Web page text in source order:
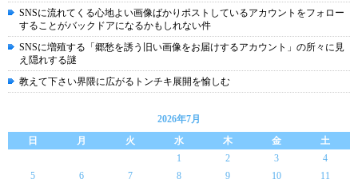
SNSに流れてくる心地よい画像ばかりポストしているアカウントをフォロー
することがバックドアになるかもしれない件
SNSに増殖する「郷愁を誘う旧い画像をお届けするアカウント」の所々に見
え隠れする謎
教えて下さい界隈に広がるトンチキ展開を愉しむ
2026年7月
日
月 火 水 木 金
土
1
2 3
4
5
6 7 8 9 10
11